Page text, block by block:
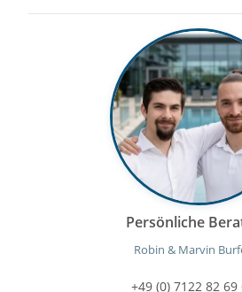
Persönliche
Robin & Marvin
+49 (0) 7122 82 69